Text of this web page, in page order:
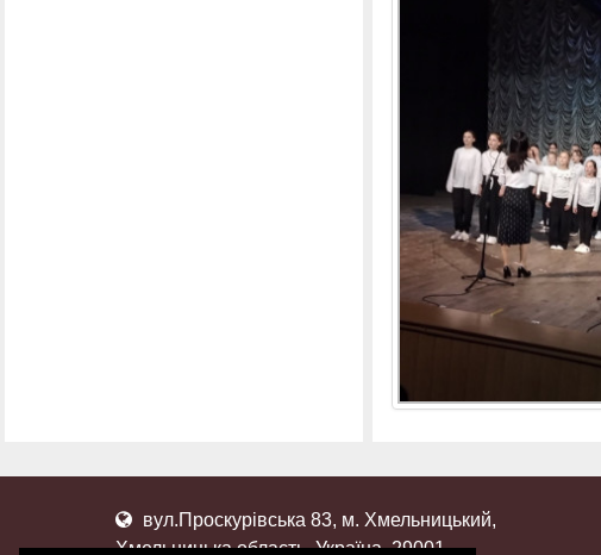
вул.Проскурівська 83, м. Хмельницький,
Хмельницька область, Україна, 29001